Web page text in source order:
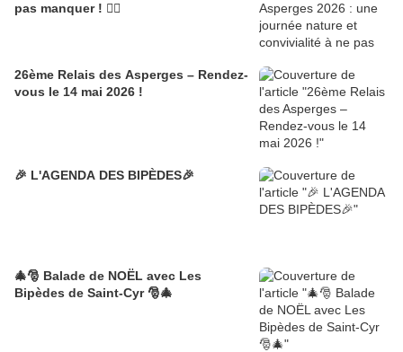
pas manquer ! 🚶‍♂️
26ème Relais des Asperges – Rendez-
vous le 14 mai 2026 !
🎉 L'AGENDA DES BIPÈDES🎉
🎄🎅 Balade de NOËL avec Les
Bipèdes de Saint-Cyr 🎅🎄